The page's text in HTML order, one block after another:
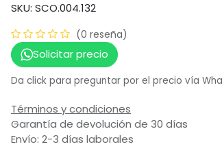
SKU: SCO.004.132
(0 reseña)
Solicitar precio
Da click para preguntar por el precio vía
Términos y condiciones
Garantía de devolución de 30 días
Envío: 2-3 días laborales